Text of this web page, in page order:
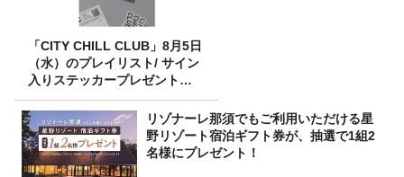
「CITY CHILL CLUB」8月5日
（水）のプレイリスト/ サイン
入りステッカープレゼント有
り
リゾナーレ那須でもご利用いただける星
野リゾート宿泊ギフト券が、抽選で1組2
名様にプレゼント！